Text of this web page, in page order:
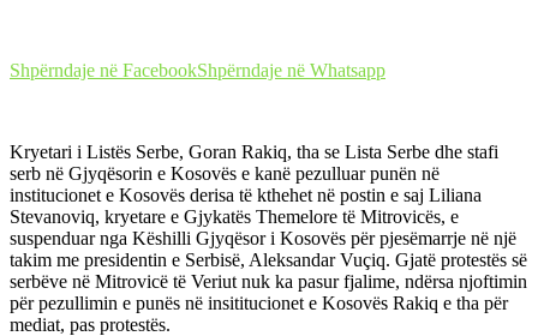
Shpërndaje në FacebookShpërndaje në Whatsapp
Kryetari i Listës Serbe, Goran Rakiq, tha se Lista Serbe dhe stafi
serb në Gjyqësorin e Kosovës e kanë pezulluar punën në
institucionet e Kosovës derisa të kthehet në postin e saj Liliana
Stevanoviq, kryetare e Gjykatës Themelore të Mitrovicës, e
suspenduar nga Këshilli Gjyqësor i Kosovës për pjesëmarrje në një
takim me presidentin e Serbisë, Aleksandar Vuçiq. Gjatë protestës së
serbëve në Mitrovicë të Veriut nuk ka pasur fjalime, ndërsa njoftimin
për pezullimin e punës në insititucionet e Kosovës Rakiq e tha për
mediat, pas protestës.